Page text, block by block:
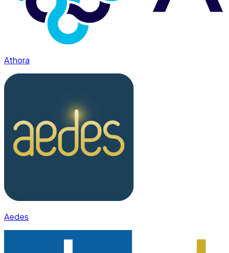
Athora
Aedes